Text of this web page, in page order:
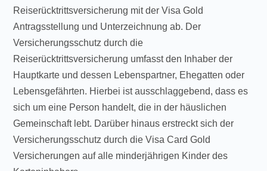
Reiserücktrittsversicherung mit der Visa Gold
Antragsstellung und Unterzeichnung ab. Der
Versicherungsschutz durch die
Reiserücktrittsversicherung umfasst den Inhaber der
Hauptkarte und dessen Lebenspartner, Ehegatten oder
Lebensgefährten. Hierbei ist ausschlaggebend, dass es
sich um eine Person handelt, die in der häuslichen
Gemeinschaft lebt. Darüber hinaus erstreckt sich der
Versicherungsschutz durch die Visa Card Gold
Versicherungen auf alle minderjährigen Kinder des